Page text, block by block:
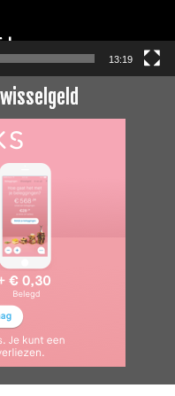
13:19